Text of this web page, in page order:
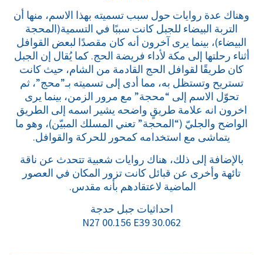
وهناك عدة روايات حول سبب تسميته بهذا الاسم، منها أن
التربة البيضاء للجبل كانت سببًا في التسمية(المحجة
البيضاء)، بينما يرى آخرون أنه كان مقصدًا لبعض القوافل
أثناء رحلتها إلى مكة لأداء فريضة الحج. كما يُقال إن الجبل
كان طريقًا لقوافل الحج القادمة من الشام، حيث كانت
تستريح وتستظل به، مما أدى إلى تسميته بـ”محج”، ثم
تحوّل الاسم إلى “محجة” مع مرور الزمن، بينما يرى
اخرون انه علامة طريقٍ واضحه يشير اسمه إلى الطريق
الواضح والجليّ (“المحجة” تعني المسلك المبيّن)، وهو ما
يتماشى مع استخدامه كمحور للحركة والقوافل.
بالإضافة إلى ذلك، هناك روايات شعبية تتحدث عن ناقة
تائهة وأخرى عن قبائل كانت تزور المكان في العصور
الماضية لاعتقادهم بأنه مقدس.
احداثيات جبل حدجة
N27 00.156 E39 30.062